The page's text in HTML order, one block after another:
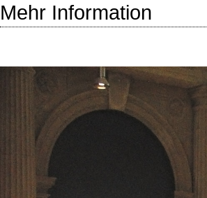
Mehr Information